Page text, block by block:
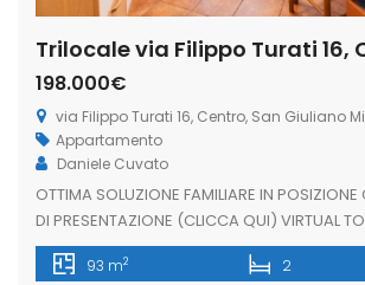
198.000€
via Filippo Turati 16, Centro, San Giuliano
Appartamento
Daniele Cuvato
OTTIMA SOLUZIONE FAMILIARE IN POSIZIONE
DI PRESENTAZIONE (CLICCA QUI) VIRTUAL
Proponiamo appartamento di 93 mq
centrale, a pochi passi dai principali
93 m2 2